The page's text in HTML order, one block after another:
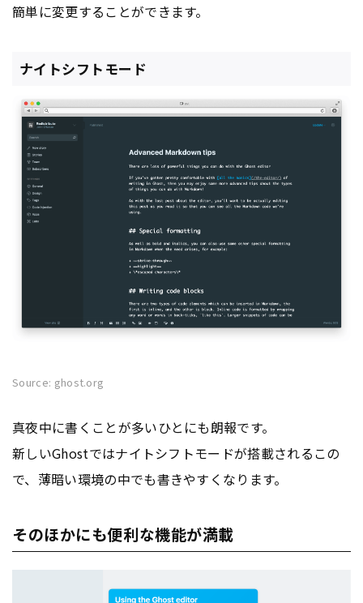
簡単に変更することができます。
ナイトシフトモード
Source: ghost.org
真夜中に書くことが多いひとにも朗報です。
新しいGhostではナイトシフトモードが搭載されるこの
で、薄暗い環境の中でも書きやすくなります。
そのほかにも便利な機能が満載